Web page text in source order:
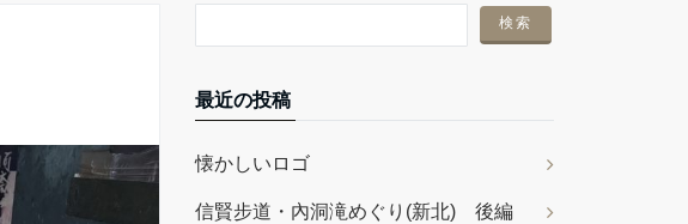
最近の投稿
懐かしいロゴ
信賢步道・內洞滝めぐり(新北) 後編